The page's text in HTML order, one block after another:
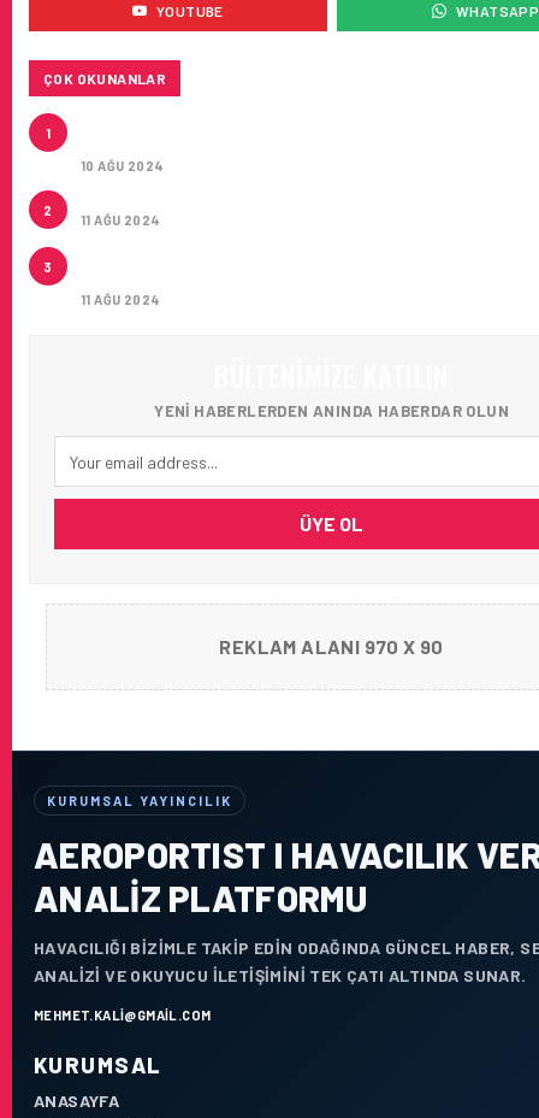
YOUTUBE WHATSAPP
ÇOK OKUNANLAR
1
10 AĞU 2024
2
11 AĞU 2024
3
11 AĞU 2024
YENI HABERLERDEN ANINDA HABERDAR OLUN
ÜYE OL
REKLAM ALANI 970 X 90
KURUMSAL YAYINCILIK
AEROPORTIST I HAVACILIK
ANALIZ PLATFORMU
HAVACILIĞI BIZIMLE TAKIP EDIN ODAĞINDA GÜNCEL HABER,
ANALIZI VE OKUYUCU ILETIŞIMINI TEK ÇATI ALTINDA SUNAR.
MEHMET.KALI@GMAIL.COM
KURUMSAL
ANASAYFA